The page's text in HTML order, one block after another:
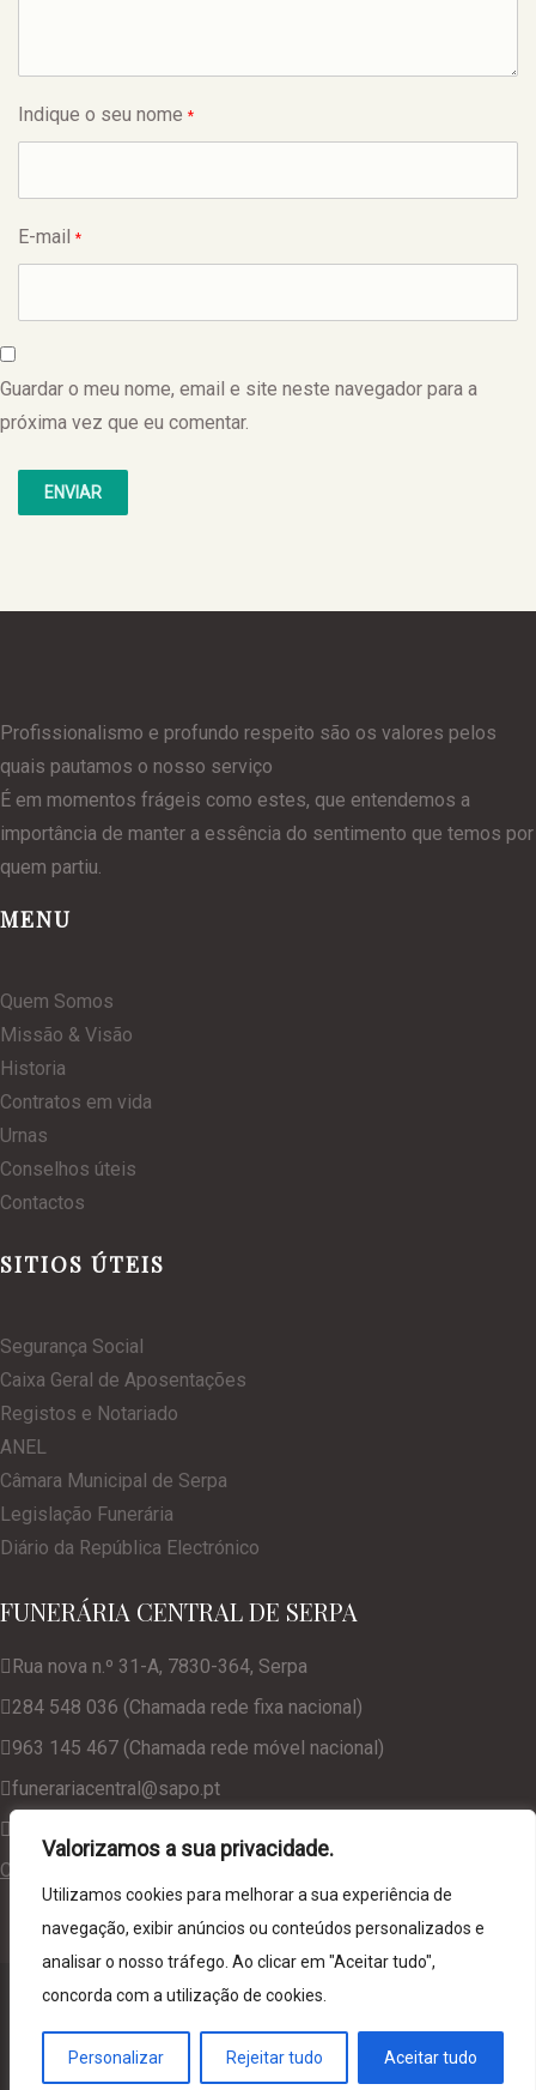
Valorizamos a sua privacidade.
Utilizamos cookies para melhorar a sua experiência de
navegação, exibir anúncios ou conteúdos personalizados e
analisar o nosso tráfego. Ao clicar em "Aceitar tudo",
concorda com a utilização de cookies.
Personalizar Rejeitar tudo Aceitar tudo
Indique o seu nome *
E-mail *
Guardar o meu nome, email e site neste navegador para a
próxima vez que eu comentar.
Profissionalismo e profundo respeito são os valores pelos
quais pautamos o nosso serviço
É em momentos frágeis como estes, que entendemos a
importância de manter a essência do sentimento que temos por
quem partiu.
MENU
Quem Somos
Missão & Visão
Historia
Contratos em vida
Urnas
Conselhos úteis
Contactos
SITIOS ÚTEIS
Segurança Social
Caixa Geral de Aposentações
Registos e Notariado
ANEL
Câmara Municipal de Serpa
Legislação Funerária
Diário da República Electrónico
FUNERÁRIA CENTRAL DE SERPA
Rua nova n.º 31-A, 7830-364, Serpa
284 548 036 (Chamada rede fixa nacional)
963 145 467 (Chamada rede móvel nacional)
funerariacentral@sapo.pt
Consulte a nossa Política de Privacidade
© 2024. Funerária Central de Serpa, desenvolvido por
Web Solutions